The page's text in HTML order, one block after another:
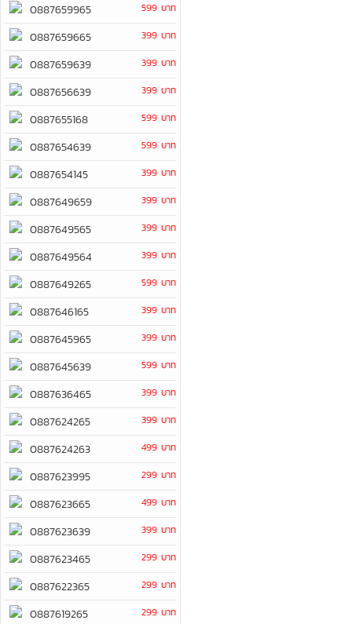
0887659965 599 บาท
0887659665 399 บาท
0887659639 399 บาท
0887656639 399 บาท
0887655168 599 บาท
0887654639 599 บาท
0887654145 399 บาท
0887649659 399 บาท
0887649565 399 บาท
0887649564 399 บาท
0887649265 599 บาท
0887646165 399 บาท
0887645965 399 บาท
0887645639 599 บาท
0887636465 399 บาท
0887624265 399 บาท
0887624263 499 บาท
0887623995 299 บาท
0887623665 499 บาท
0887623639 399 บาท
0887623465 299 บาท
0887622365 299 บาท
0887619265 299 บาท